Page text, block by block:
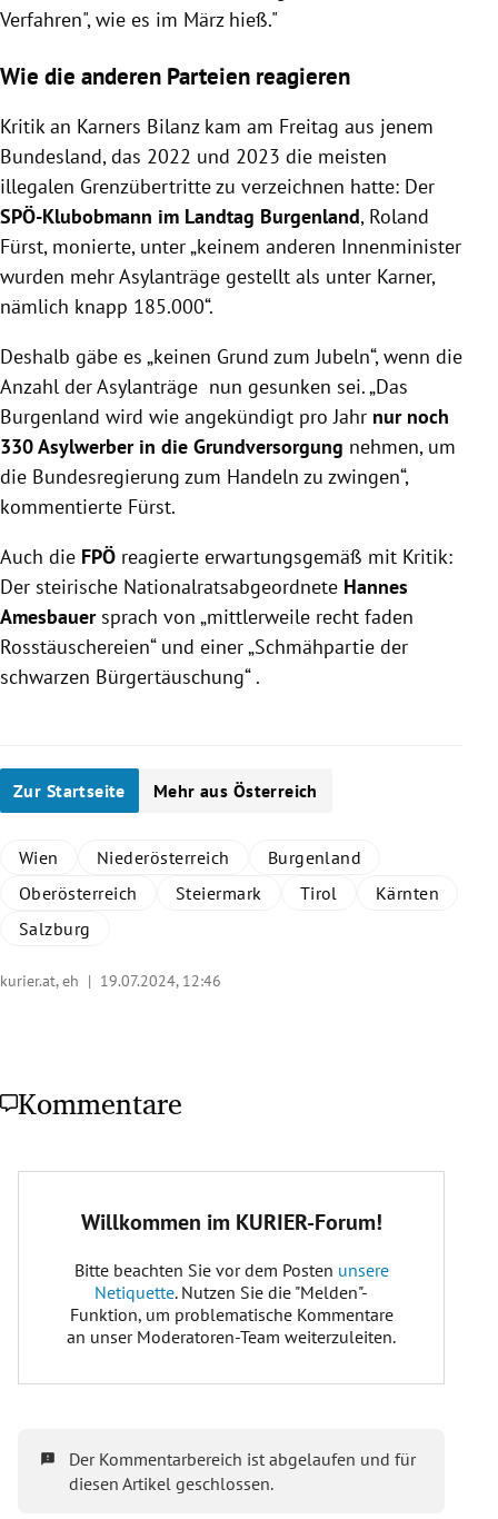
Verfahren", wie es im März hieß."
Wie die anderen Parteien reagieren
Kritik an Karners Bilanz kam am Freitag aus jenem
Bundesland, das 2022 und 2023 die meisten
illegalen Grenzübertritte zu verzeichnen hatte: Der
SPÖ-Klubobmann im Landtag Burgenland, Roland
Fürst, monierte, unter „keinem anderen Innenminister
wurden mehr Asylanträge gestellt als unter Karner,
nämlich knapp 185.000“.
Deshalb gäbe es „keinen Grund zum Jubeln“, wenn die
Anzahl der Asylanträge nun gesunken sei. „Das
Burgenland wird wie angekündigt pro Jahr nur noch
330 Asylwerber in die Grundversorgung nehmen, um
die Bundesregierung zum Handeln zu zwingen“,
kommentierte Fürst.
Auch die FPÖ reagierte erwartungsgemäß mit Kritik:
Der steirische Nationalratsabgeordnete Hannes
Amesbauersprach von „mittlerweile recht faden
Rosstäuschereien“ und einer „Schmähpartie der
schwarzen Bürgertäuschung“ .
Zur Startseite Mehr aus Österreich
Wien Niederösterreich
Burgenland
Oberösterreich
Steiermark Tirol
Kärnten
Salzburg
kurier.at, eh | 19.07.2024, 12:46
Kommentare